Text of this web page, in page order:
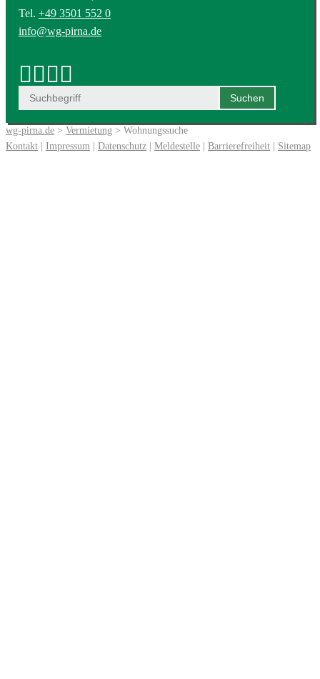
Tel. +49 3501 552 0
info@wg-pirna.de
wg-pirna.de > Vermietung > Wohnungssuche
Kontakt | Impressum | Datenschutz | Meldestelle | Barrierefreiheit | Sitemap